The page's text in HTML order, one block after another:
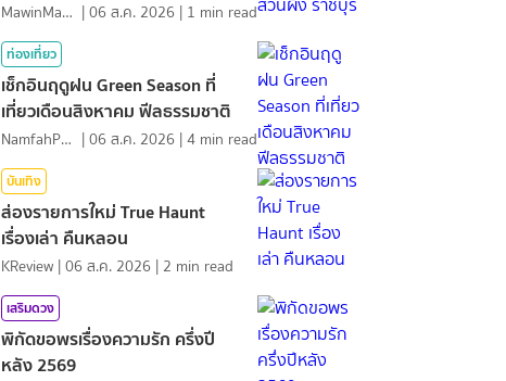
MawinMatravel |06 ส.ค. 2026 | 1 min read
ท่องเที่ยว
เช็กอินฤดูฝน Green Season ที่
เที่ยวเดือนสิงหาคม ฟีลธรรมชาติ
NamfahPhupha |06 ส.ค. 2026 |4 min read
บันเทิง
ส่องรายการใหม่ True Haunt
เรื่องเล่า คืนหลอน
KReview |06 ส.ค. 2026 | 2 min read
เสริมดวง
พิกัดขอพรเรื่องความรัก ครึ่งปี
หลัง 2569